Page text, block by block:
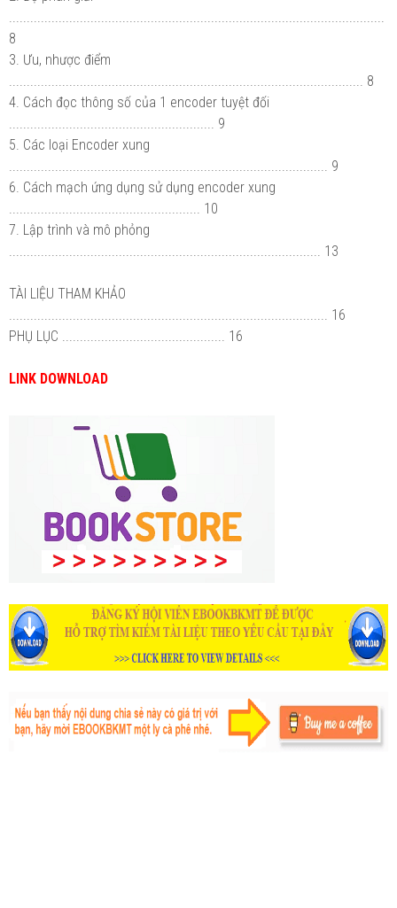
8
3. Ưu, nhược điểm
.................................................................................................... 8
4. Cách đọc thông số của 1 encoder tuyệt đối
.......................................................... 9
5. Các loại Encoder xung
.......................................................................................... 9
6. Cách mạch ứng dụng sử dụng encoder xung
...................................................... 10
7. Lập trình và mô phỏng
........................................................................................ 13
TÀI LIỆU THAM KHẢO
.......................................................................................... 16
PHỤ LỤC .............................................. 16
LINK DOWNLOAD